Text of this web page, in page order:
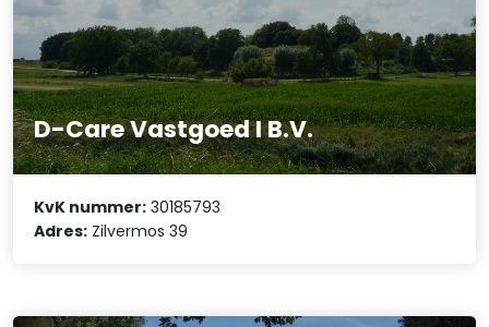
D-Care Vastgoed I B.V.
KvK nummer: 30185793
Adres: Zilvermos 39